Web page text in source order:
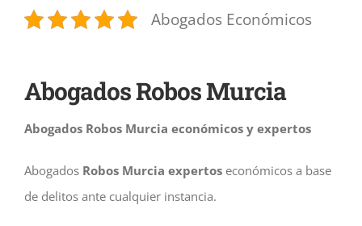
Abogados Económicos
Abogados Robos Murcia
Abogados Robos Murcia económicos y expertos
Abogados Robos Murcia expertos económicos a base
de delitos ante cualquier instancia.